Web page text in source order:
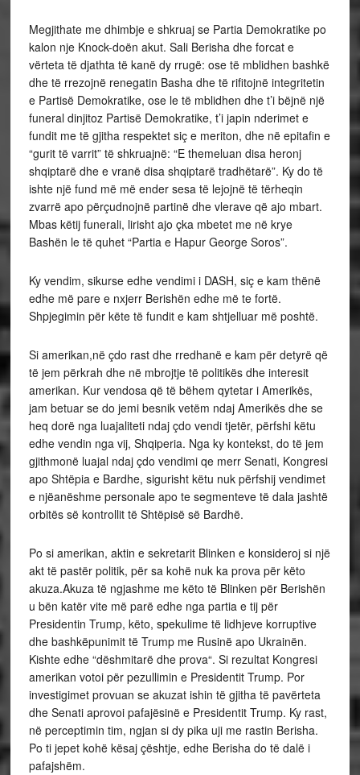
Megjithate me dhimbje e shkruaj se Partia Demokratike po
kalon nje Knock-doën akut. Sali Berisha dhe forcat e
vërteta të djathta të kanë dy rrugë: ose të mblidhen bashkë
dhe të rrezojnë renegatin Basha dhe të rifitojnë integritetin
e Partisë Demokratike, ose le të mblidhen dhe t’i bëjnë një
funeral dinjitoz Partisë Demokratike, t’i japin nderimet e
fundit me të gjitha respektet siç e meriton, dhe në epitafin e
“gurit të varrit” të shkruajnë: “E themeluan disa heronj
shqiptarë dhe e vranë disa shqiptarë tradhëtarë”. Ky do të
ishte një fund më më ender sesa të lejojnë të tërheqin
zvarrë apo përçudnojnë partinë dhe vlerave që ajo mbart.
Mbas këtij funerali, lirisht ajo çka mbetet me në krye
Bashën le të quhet “Partia e Hapur George Soros”.
Ky vendim, sikurse edhe vendimi i DASH, siç e kam thënë
edhe më pare e nxjerr Berishën edhe më te fortë.
Shpjegimin për këte të fundit e kam shtjelluar më poshtë.
Si amerikan,në çdo rast dhe rredhanë e kam për detyrë që
të jem përkrah dhe në mbrojtje të politikës dhe interesit
amerikan. Kur vendosa që të bëhem qytetar i Amerikës,
jam betuar se do jemi besnik vetëm ndaj Amerikës dhe se
heq dorë nga luajaliteti ndaj çdo vendi tjetër, përfshi këtu
edhe vendin nga vij, Shqiperia. Nga ky kontekst, do të jem
gjithmonë luajal ndaj çdo vendimi qe merr Senati, Kongresi
apo Shtëpia e Bardhe, sigurisht këtu nuk përfshij vendimet
e njëanëshme personale apo te segmenteve të dala jashtë
orbitës së kontrollit të Shtëpisë së Bardhë.
Po si amerikan, aktin e sekretarit Blinken e konsideroj si një
akt të pastër politik, për sa kohë nuk ka prova për këto
akuza.Akuza të ngjashme me këto të Blinken për Berishën
u bën katër vite më parë edhe nga partia e tij për
Presidentin Trump, këto, spekulime të lidhjeve korruptive
dhe bashkëpunimit të Trump me Rusinë apo Ukrainën.
Kishte edhe “dëshmitarë dhe prova“. Si rezultat Kongresi
amerikan votoi për pezullimin e Presidentit Trump. Por
investigimet provuan se akuzat ishin të gjitha të pavërteta
dhe Senati aprovoi pafajësinë e Presidentit Trump. Ky rast,
në perceptimin tim, ngjan si dy pika uji me rastin Berisha.
Po ti jepet kohë kësaj çështje, edhe Berisha do të dalë i
pafajshëm.